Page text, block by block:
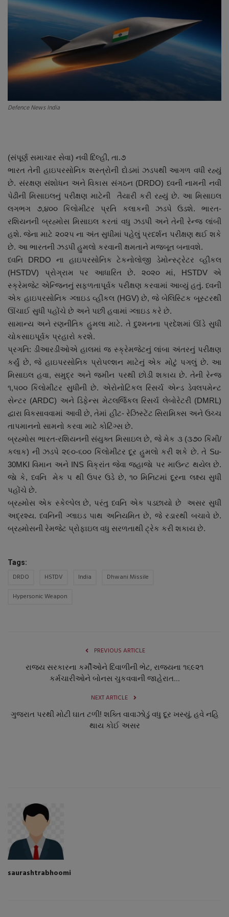
About Author
Dipotsav Special
આંતરરાષ્ટ્રીય
રાષ્ટ્રીય
જુનાગઢ
Support US
બજારના સમાચાર
નાણાંકીય સમાચાર
સ્થાનિક સમાચાર
સ્પોર્ટ્સ
રાશિફળ
ગુનાખોરી
બોલિવૂડ
સ્વાસ્થ્ય
Defence News India
(સંપૂર્ણ સમાચાર સેવા) નવી દિલ્હી, તા.૭
ભારત તેની હાઇપરસોનિક શસ્ત્રોની દોડમાં ઝડપથી આગળ વધી રહ્યું
છે. સંરક્ષણ સંશોધન અને વિકાસ સંગઠન (DRDO) ધ્વની નામની નવી
પેઢીની મિસાઇલનું પરીક્ષણ માટેની તૈયારી કરી રહ્યું છે. આ મિસાઇલ
લગભગ ૭,૪૦૦ કિલોમીટર પ્રતિ કલાકની ઝડપે ઉડશે. ભારત-
રશિયનની બ્રહ્મોસ મિસાઇલ કરતાં વધુ ઝડપી અને તેની રેન્જ લાંબી
હશે. જેના માટે ૨૦૨૫ ના અંત સુધીમાં પહેલું પ્રદર્શન પરીક્ષણ થઈ શકે
છે. આ ભારતની ઝડપી હુમલો કરવાની ક્ષમતાને મજબૂત બનાવશે.
ધ્વનિ DRDO ના હાઇપરસોનિક ટેકનોલોજી ડેમોન્સ્ટ્રેટર વ્હીકલ
(HSTDV) પ્રોગ્રામ પર આધારિત છે. ૨૦૨૦ માં, HSTDV એ
સ્ક્રેમજેટ એન્જિનનું સફળતાપૂર્વક પરીક્ષણ કરવામાં આવ્યું હતું. ધ્વની
એક હાઇપરસોનિક ગ્લાઇડ વ્હીકલ (HGV) છે, જે બેલિસ્ટિક બૂસ્ટરથી
ઊંચાઈ સુધી પહોંચે છે અને પછી હવામાં ગ્લાઇડ કરે છે.
સામાન્ય અને રણનીતિક હુમલા માટે. તે દુશ્મનના પ્રદેશમાં ઊંડે સુધી
ચોકસાઇપૂર્વક પ્રહારો કરશે.
પ્રગતિ: ડીઆરડીઓએ હાલમાં જ સ્ક્રેમજેટનું લાંબા અંતરનું પરીક્ષણ
કર્યું છે, જે હાઇપરસોનિક પ્રોપલ્શન માટેનું એક મોટું પગલું છે. આ
મિસાઇલ હવા, સમુદ્ર અને જમીન પરથી છોડી શકાય છે. તેની રેન્જ
૧,૫૦૦ કિલોમીટર સુધીની છે. એરોનોટિકલ રિસર્ચ એન્ડ ડેવલપમેન્ટ
સેન્ટર (ARDC) અને ડિફેન્સ મેટલર્જિકલ રિસર્ચ લેબોરેટરી (DMRL)
દ્વારા વિકસાવવામાં આવી છે, તેમાં હીટ- રેઝિસ્ટેંટ સિરામિક્સ અને ઉચ્ચ
તાપમાનનો સામનો કરવા માટે કોટિંગ્સ છે.
બ્રહ્મોસ ભારત-રશિયનની સંયુક્ત મિસાઇલ છે, જે મેક ૩ (૩૭૦ કિમી/
કલાક) ની ઝડપે ૨૯૦-૬૦૦ કિલોમીટર દૂર હુમલો કરી શકે છે. તે Su-
30MKI વિમાન અને INS વિક્રાંત જેવા જહાજાે પર માઉન્ટ થયેલ છે.
જાે કે, ધ્વનિ મેક ૫ થી ઉપર ઉડે છે, ૧૦ મિનિટમાં દૂરના લક્ષ્ય સુધી
પહોંચે છે.
બ્રહ્મોસ એક સ્કેલ્પેલ છે, પરંતુ ધ્વનિ એક પડછાયો છે અસર સુધી
અદ્રશ્ય. ધ્વનિની ગ્લાઇડ પાથ અનિયમિત છે, જે રડારથી બચાવે છે.
બ્રહ્મોસની રેમજેટ પ્રોફાઇલ વધુ સરળતાથી ટ્રેક કરી શકાય છે.
Tags:
DRDO HSTDV India
Dhwani Missile
Hypersonic Weapon
PREVIOUS ARTICLE
રાજય સરકારના કર્મીઓને દિવાળીની ભેટ, રાજ્યના ૧૬૯૨૧
કર્મચારીઓને બોનસ ચુકવવાની જાહેરાત...
NEXT ARTICLE
ગુજરાત પરથી મોટી ઘાત ટળી! શક્તિ વાવાઝોડું વધુ દૂર ખસ્યું, હવે નહિ
થાય કોઈ અસર
saurashtrabhoomi